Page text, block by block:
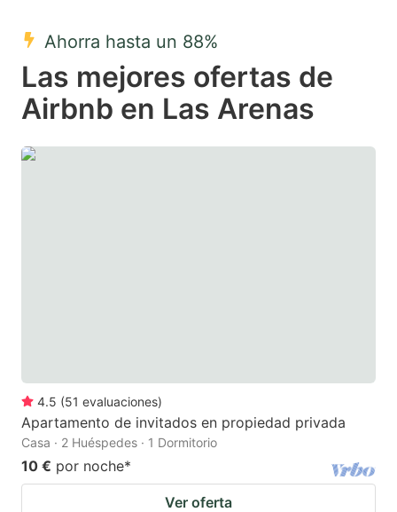
key
to
get
keyboard
to
get
the
keyboard
Ahorra hasta un 88%
Las mejores ofertas de
Airbnb en Las Arenas
4.5 (51 evaluaciones)
Apartamento de invitados en propiedad privada
Casa · 2 Huéspedes · 1 Dormitorio
10 € por noche*
Ver oferta